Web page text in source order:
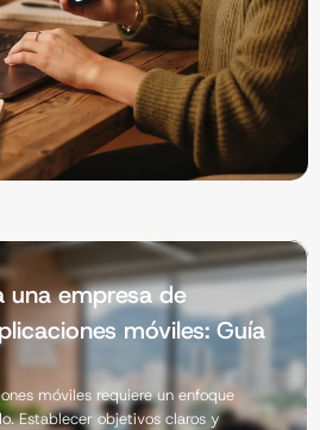
una empresa de
móviles: Guía
móviles requiere un enfoque
Establecer objetivos claros y